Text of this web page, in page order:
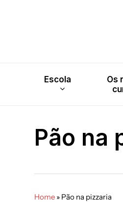
Escola
Os
Pão na
Home » Pão na pizzaria